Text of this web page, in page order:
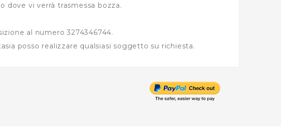
dove vi verrà trasmessa bozza.
al numero 3274346744.
posso realizzare qualsiasi soggetto su richiesta.